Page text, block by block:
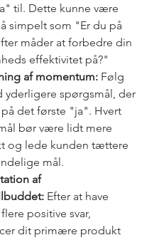
til. Dette kunne være
simpelt som "Er du på
måder at forbedre din
effektivitet på?"
af momentum: Følg
yderligere spørgsmål, der
det første "ja". Hvert
bør være lidt mere
og lede kunden tættere
mål.
af
Efter at have
positive svar,
dit primære produkt